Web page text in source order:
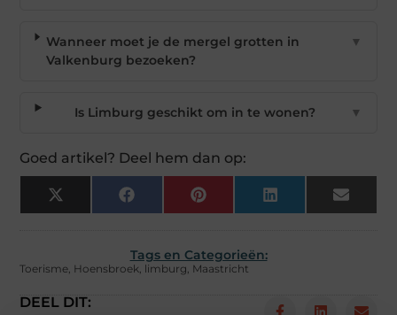
Wanneer moet je de mergel grotten in
Valkenburg bezoeken?
▼
Is Limburg geschikt om in te wonen? ▼
Goed artikel? Deel hem dan op:
X
(Twitter)
Facebook Pinterest LinkedIn Email
Tags en Categorieën:
Toerisme, Hoensbroek, limburg, Maastricht
DEEL DIT: